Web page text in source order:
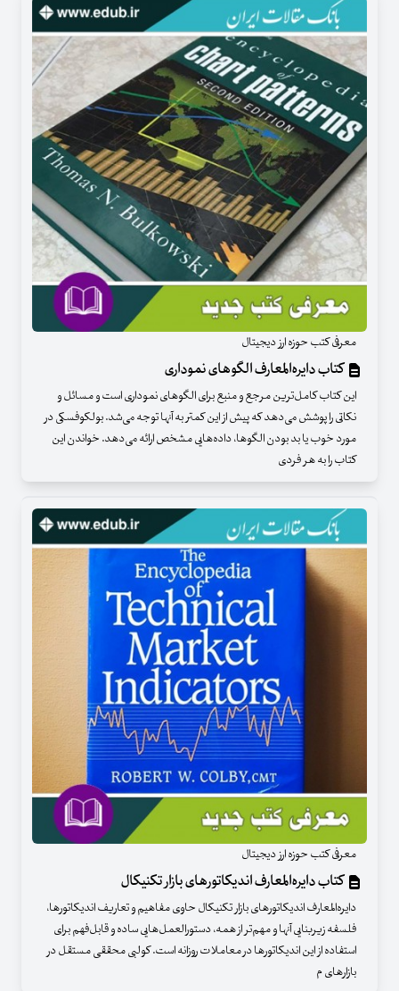
معرفی کتب حوزه ارز دیجیتال
کتاب دایره‌المعارف الگوهای نموداری
این کتاب کامل‌ترین مرجع و منبع برای الگوهای نموداری است و مسائل و
نکاتی را پوشش می‌دهد که پیش از این کمتر به آنها توجه می‌شد. بولکوفسکی در
مورد خوب یا بد بودن الگوها، داده‌هایی مشخص ارائه می‌دهد. خواندن این
کتاب را به هر فردی
معرفی کتب حوزه ارز دیجیتال
کتاب دایره‌المعارف اندیکاتورهای بازار تکنیکال
دایره‌المعارف اندیکاتورهای بازار تکنیکال حاوی مفاهیم و تعاریف اندیکاتورها،
فلسفه زیربنایی آنها و مهم‌تر از همه، دستورالعمل‌هایی ساده و قابل‌فهم برای
استفاده از این اندیکاتورها در معاملات روزانه است. کولبی محققی مستقل در
بازارهای م